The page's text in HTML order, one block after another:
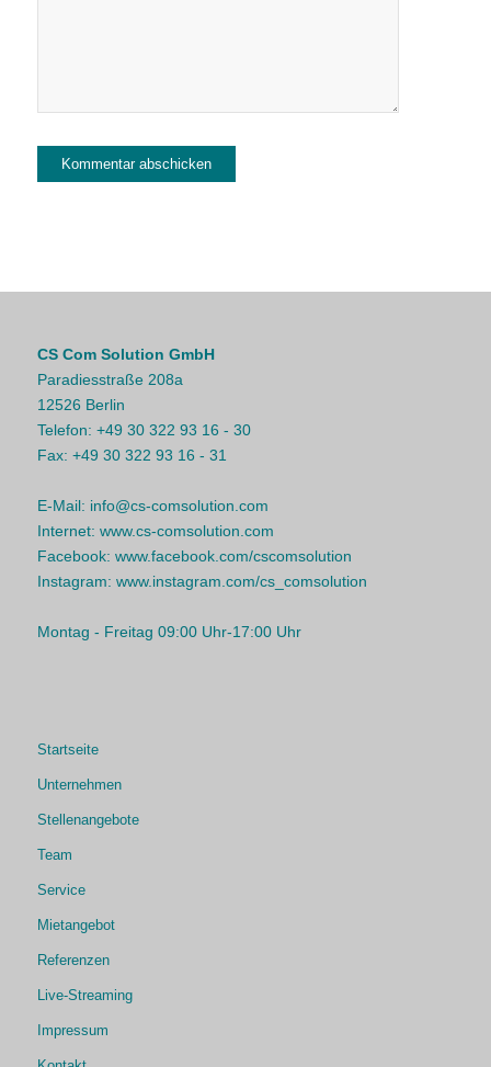
CS Com Solution GmbH
Paradiesstraße 208a
12526 Berlin
Telefon: +49 30 322 93 16 - 30
Fax: +49 30 322 93 16 - 31
E-Mail: info@cs-comsolution.com
Internet: www.cs-comsolution.com
Facebook: www.facebook.com/cscomsolution
Instagram: www.instagram.com/cs_comsolution
Montag - Freitag 09:00 Uhr-17:00 Uhr
Startseite
Unternehmen
Stellenangebote
Team
Service
Mietangebot
Referenzen
Live-Streaming
Impressum